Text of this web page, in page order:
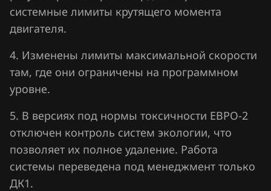
Lincoln
Livan
Luxgen
MAN
Mazda
Mercedes-Benz
MG
системные лимиты крутящего момента
двигателя.
4. Изменены лимиты максимальной скорости
там, где они ограничены на программном
уровне.
5. В версиях под нормы токсичности ЕВРО-2
отключен контроль систем экологии, что
позволяет их полное удаление. Работа
системы переведена под менеджмент только
ДК1.